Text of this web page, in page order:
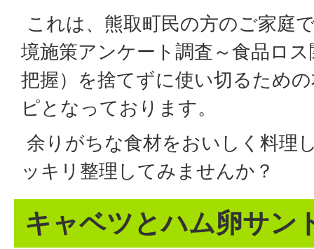
これは、熊取町民の方のご家庭
境施策アンケート調査～食品ロ
把握）を捨てずに使い切るため
ピとなっております。
余りがちな食材をおいしく料理
ッキリ整理してみませんか？
キャベツとハム卵サン